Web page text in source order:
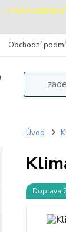
-
Obchodní
Úvod
Doprava